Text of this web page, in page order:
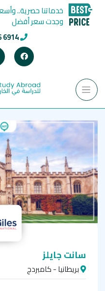
6914
خدماتنا حصرية..
وجدت سعر أفضل
سانت جايلز
بريطانيا - كامبردج